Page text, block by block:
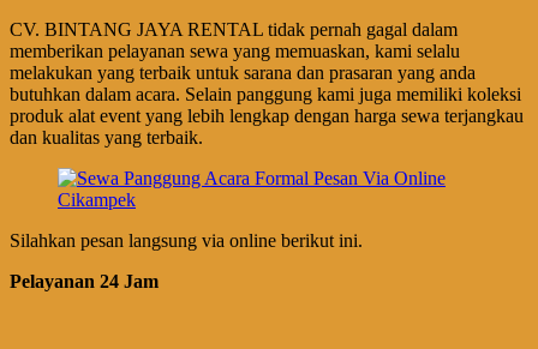
CV. BINTANG JAYA RENTAL tidak pernah gagal dalam
memberikan pelayanan sewa yang memuaskan, kami selalu
melakukan yang terbaik untuk sarana dan prasaran yang anda
butuhkan dalam acara. Selain panggung kami juga memiliki koleksi
produk alat event yang lebih lengkap dengan harga sewa terjangkau
dan kualitas yang terbaik.
Silahkan pesan langsung via online berikut ini.
Pelayanan 24 Jam